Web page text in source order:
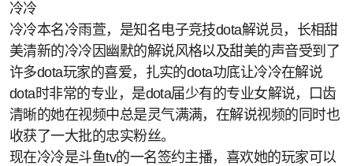
冷冷
冷冷本名冷雨萱，是知名电子竞技dota解说员，长相甜
美清新的冷冷因幽默的解说风格以及甜美的声音受到了
许多dota玩家的喜爱，扎实的dota功底让冷冷在解说
dota时非常的专业，是dota届少有的专业女解说，口齿
清晰的她在视频中总是灵气满满，在解说视频的同时也
收获了一大批的忠实粉丝。
现在冷冷是斗鱼tv的一名签约主播，喜欢她的玩家可以